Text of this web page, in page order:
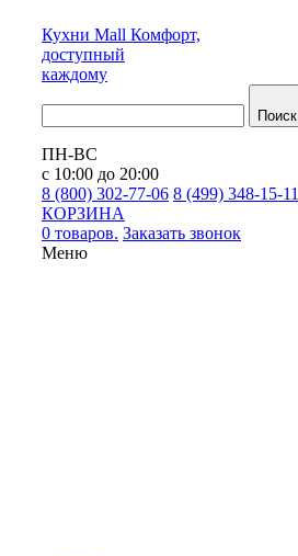
Кухни Mall Комфорт,
доступный
каждому
Поиск
ПН-ВС
с 10:00 до 20:00
8 (800) 302-77-06 8 (499) 348-15-11
КОРЗИНА
0 товаров. Заказать звонок
Меню